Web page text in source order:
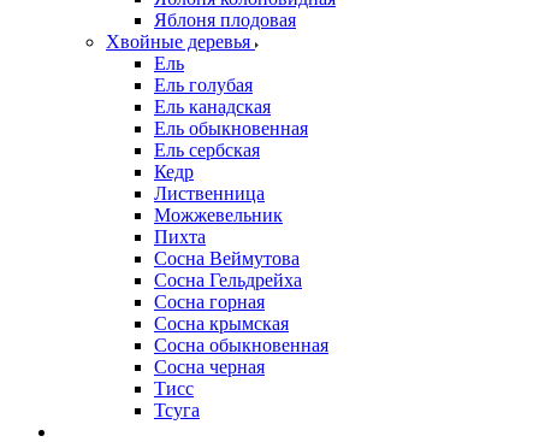
Яблоня плодовая
Хвойные деревья
Ель
Ель голубая
Ель канадская
Ель обыкновенная
Ель сербская
Кедр
Лиственница
Можжевельник
Пихта
Сосна Веймутова
Сосна Гельдрейха
Сосна горная
Сосна крымская
Сосна обыкновенная
Сосна черная
Тисс
Тсуга